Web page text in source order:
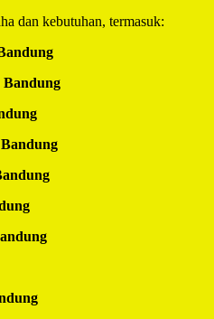
dan kebutuhan, termasuk:
Bandung